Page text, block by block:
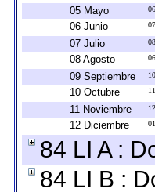
05 Mayo
06 Junio
07 Julio
08 Agosto
09 Septiembre
10 Octubre
11 Noviembre
12 Diciembre
84 LI A :
84 LI B :